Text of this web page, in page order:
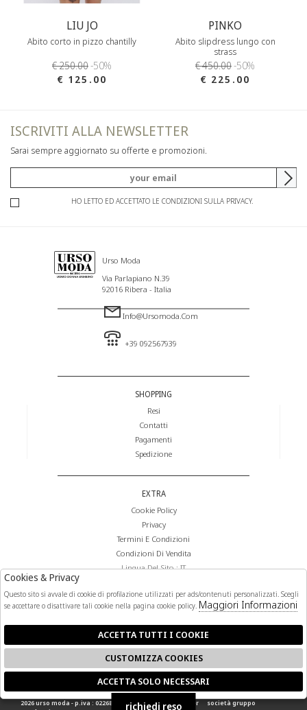
LIU JO
Abito corto in pizzo chantilly
€ 250.00-50%
€ 125.00
PINKO
Abito slipdress lungo con
strass
€ 450.00-50%
€ 225.00
ISCRIVITI ALLA NEWSLETTER
Sarai sempre aggiornato su offerte e promozioni.
HO LETTO ED ACCETTATO LE CONDIZIONI SULLA PRIVACY.
Urso Moda
Via Parlapiano N.39
92016 Ribera - Italia
Info@ursomoda.com
+39 092567939
SHOPPING
Resi
Contatti
Pagamenti
Spedizione
EXTRA
Cookie Policy
Privacy
Termini E Condizioni
Condizioni Di Vendita
Lingua Del Sito : IT
FOLLOW US
2026 urso moda - p.iva : 02268140841 powered byatelier società gruppo
🍪
richiedi reso
Cookies & Privacy
Questo sito si avvale di cookie di profilazione utilizzati per ads/contenuti personalizzati. Scegli
se accettare o disattivare tali cookie nella pagina cookie policy. Maggiori Informazioni
ACCETTA TUTTI I COOKIE
CUSTOMIZZA COOKIES
ACCETTA SOLO NECESSARI